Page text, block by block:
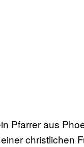
Pfarrer aus
christlichen